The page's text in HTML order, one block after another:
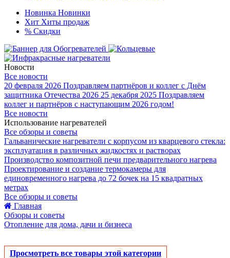
Новинка Новинки
Хит Хиты продаж
% Скидки
Новости
Все новости
20 февраля 2026 Поздравляем партнёров и коллег с Днём
защитника Отечества 2026 25 декабря 2025 Поздравляем
коллег и партнёров с наступающим 2026 годом!
Все новости
Использование нагревателей
Все обзоры и советы
Гальванические нагреватели с корпусом из кварцевого стекла:
эксплуатация в различных жидкостях и растворах
Производство композитной печи предварительного нагрева
Проектирование и создание термокамеры для
единовременного нагрева до 72 бочек на 15 квадратных
метрах
Все обзоры и советы
Главная
Обзоры и советы
Отопление для дома, дачи и бизнеса
Просмотреть все товары этой категории